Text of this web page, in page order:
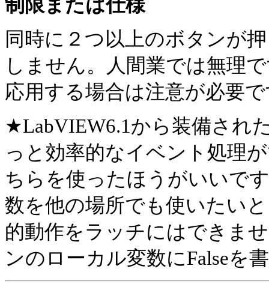
制限または仕様
同時に２つ以上のボタンが
しません。人間業では無理
応用する場合は注意が必要
★LabVIEW6.1から装備され
っと効率的なイベント処理
ちらを使ったほうがいいで
数を他の場所でも使いたい
的動作をラッチにはできま
ンのローカル変数にFalseを